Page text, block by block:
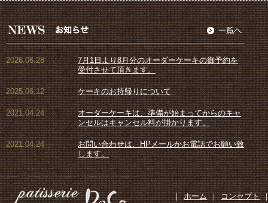
2026.06.28
7月1日より8月分のオーダーケーキの御予約を
受付させて頂きます。
2025.06.12 ケーキのお持帰りについて
2021.04.24
オーダーケーキは、準備が始まってからのキャ
ンセルはキャンセル料が掛かります。
2021.04.24
お問い合わせは、HPメールかお電話でお願い致
します。
｜ ホーム ｜ コンセプト